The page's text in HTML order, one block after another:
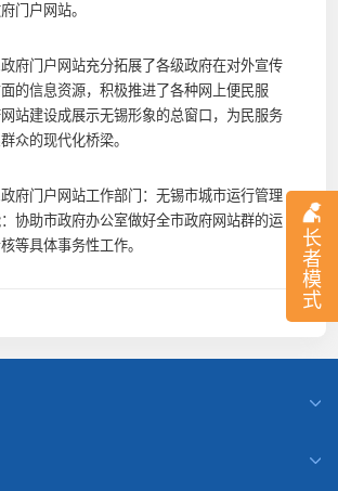
长
者
模
式
门户网站。
门户网站充分拓展了各级政府在对外宣传
的信息资源，积极推进了各种网上便民服
站建设成展示无锡形象的总窗口，为民服务
众的现代化桥梁。
门户网站工作部门：无锡市城市运行管理
协助市政府办公室做好全市政府网站群的运
等具体事务性工作。